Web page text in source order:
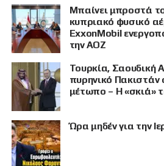
Μπαίνει μπροστά
κυπριακό φυσικό
ExxonMobil
την ΑΟΖ
Τουρκία, Σαουδική
πυρηνικό Πακιστάν
μέτωπο – Η «σκιά»
Ώρα μηδέν για την